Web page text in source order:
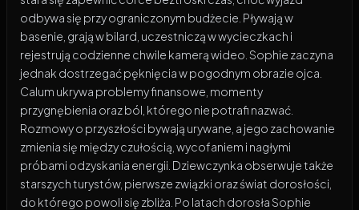
odbywa się przy ograniczonym budżecie. Pływają w
basenie, grają w bilard, uczestniczą w wycieczkach i
rejestrują codzienne chwile kamerą wideo. Sophie zaczyna
jednak dostrzegać pęknięcia w pogodnym obrazie ojca.
Calum ukrywa problemy finansowe, momenty
przygnębienia oraz ból, którego nie potrafi nazwać.
Rozmowy o przyszłości bywają urywane, a jego zachowanie
zmienia się między czułością, wycofaniem i nagłymi
próbami odzyskania energii. Dziewczynka obserwuje także
starszych turystów, pierwsze związki oraz świat dorosłości,
do którego powoli się zbliża. Po latach dorosła Sophie